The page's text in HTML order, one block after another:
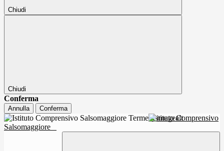
Chiudi
Chiudi
Conferma
Annulla Conferma
Istituto Comprensivo
Salsomaggiore